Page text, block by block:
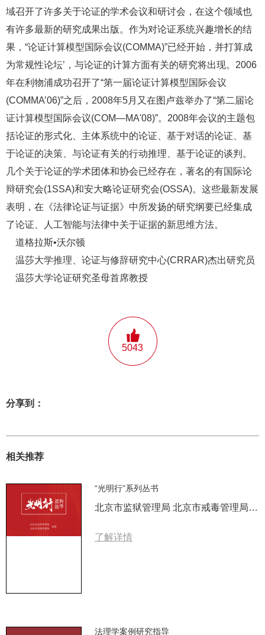
域召开了许多关于论证的学术会议和研讨会，在这个领域也
有许多最新的研究成果出版。作为对论证系统兴趣增长的结
果，“论证计算模型国际会议(COMMA)”已经开始，并打算成
为常规性论坛’，与论证的计算方面有关的研究将出现。2006
年在利物浦成功召开了“第一届论证计算模型国际会议
(COMMA’06)”之后，2008年5月又在图卢兹举办了“第二届论
证计算模型国际会议(COM—MA'08)”。2008年会议的主题包
括论证的形式化、主体系统中的论证、基于对话的论证、基
于论证的决策、与论证有关的行动推理、基于论证的谈判。
几个关于论证的学术团体和协会已经存在，著名的有国际论
辩研究会(1SSA)和安大略论证研究会(OSSA)。这些最新发展
表明，在《法律论证与证据》中所发扬的研究纲要已经集成
了论证、人工智能与法律中关于证据的新思维方法。
道格拉斯•沃尔顿
温莎大学推理、论证与修辞研究中心(CRRAR)杰出研究员
温莎大学论证研究圣母首席教授
5043
分享到：
相关推荐
“光明行”系列丛书
北京市监狱管理局 北京市戒毒管理局 编著
了解详情
法理学案例研究指导